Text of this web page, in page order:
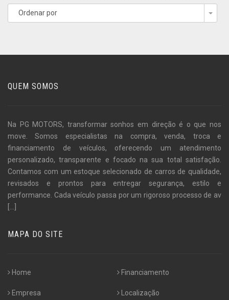
Ordenar por
QUEM SOMOS
Na PG MOTORS, transformar sonhos em direção é o que nos
move. Somos especialistas na compra, venda, troca e
financiamento de veículos, oferecendo um atendimento
personalizado, transparente e focado na sua total satisfação.
Contamos com um estoque selecionado de carros de qualidade,
revisados e prontos para entregar segurança, estilo e
performance. Cada veículo passa por um rigoroso processo de av
MAPA DO SITE
Home
Empresa
Financiamento
Localização